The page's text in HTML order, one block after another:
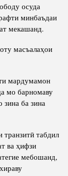
осуда
минбаъдаи
мекашанд.
масъалаҳои
мардумамон
мо барномаву
ба зина
транзитӣ табдил
ва ҳифзи
мебошанд,